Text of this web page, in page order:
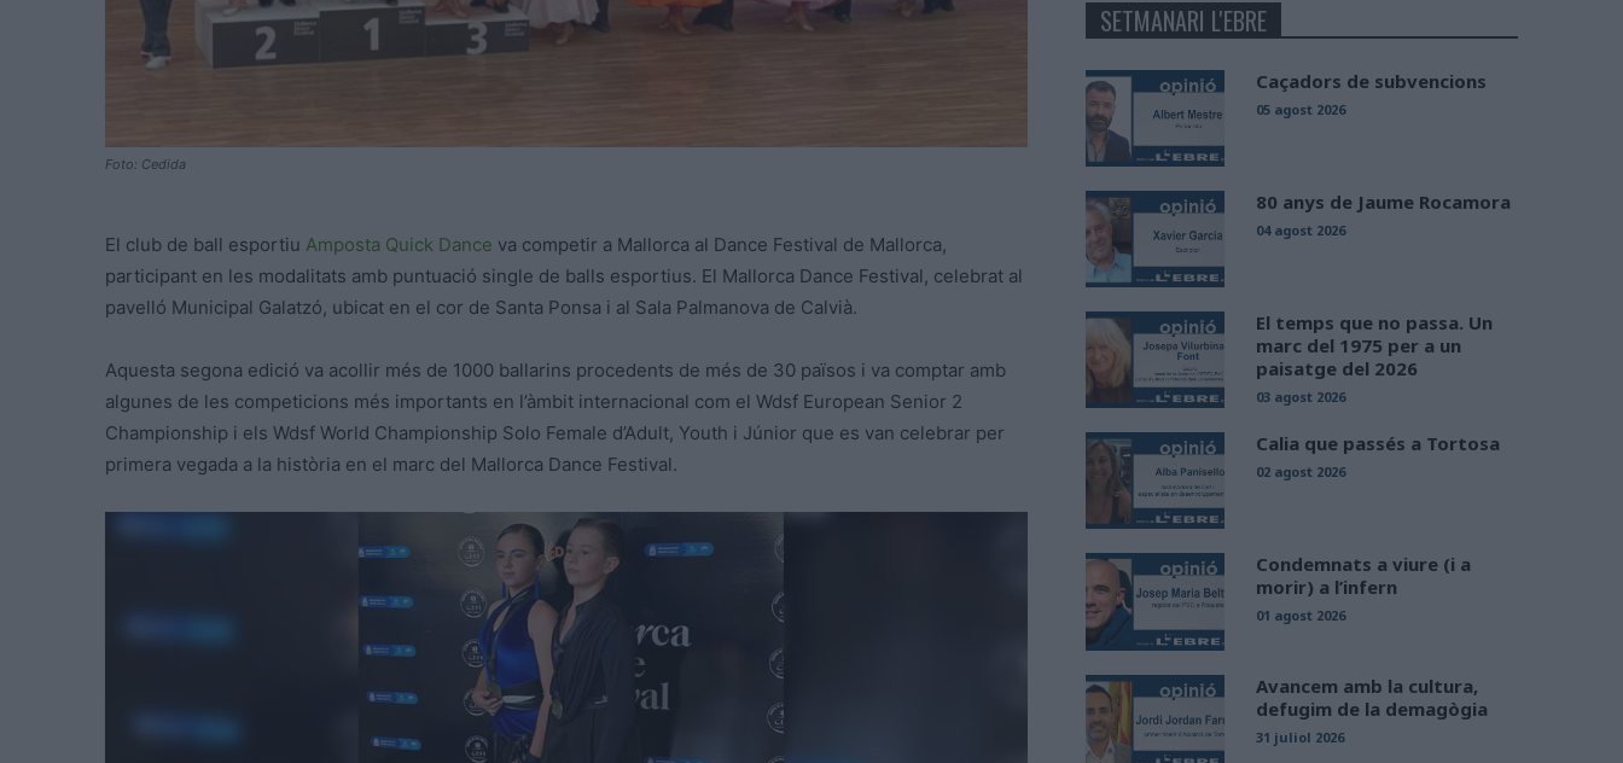
Foto: Cedida
El club de ball esportiu Amposta Quick Dance va competir a Mallorca al Dance Festival de Mallorca,
participant en les modalitats amb puntuació single de balls esportius. El Mallorca Dance Festival, celebrat al
pavelló Municipal Galatzó, ubicat en el cor de Santa Ponsa i al Sala Palmanova de Calvià.
Aquesta segona edició va acollir més de 1000 ballarins procedents de més de 30 països i va comptar amb
algunes de les competicions més importants en l’àmbit internacional com el Wdsf European Senior 2
Championship i els Wdsf World Championship Solo Female d’Adult, Youth i Júnior que es van celebrar per
primera vegada a la història en el marc del Mallorca Dance Festival.
SETMANARI L'EBRE
Caçadors de subvencions
05 agost 2026
80 anys de Jaume Rocamora
04 agost 2026
El temps que no passa. Un
marc del 1975 per a un
paisatge del 2026
03 agost 2026
Calia que passés a Tortosa
02 agost 2026
Condemnats a viure (i a
morir) a l’infern
01 agost 2026
Avancem amb la cultura,
defugim de la demagògia
31 juliol 2026